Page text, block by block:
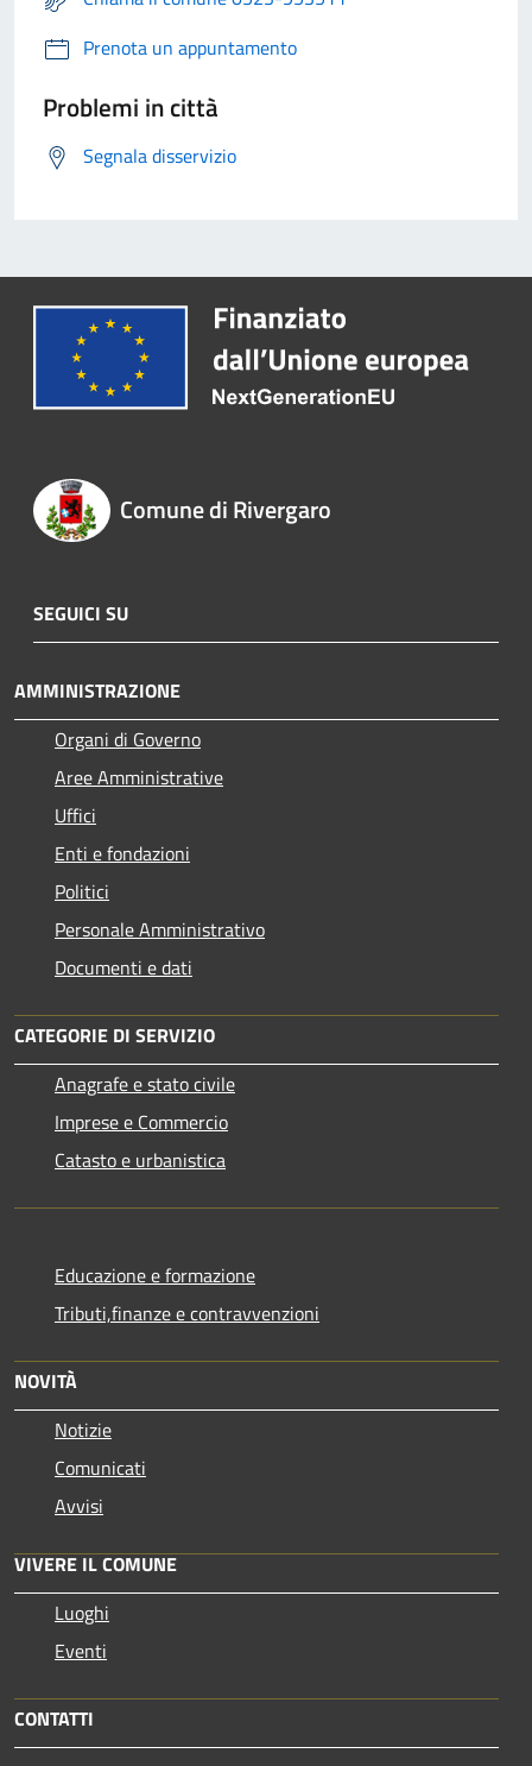
Prenota un appuntamento
Problemi in città
Segnala disservizio
Comune di Rivergaro
SEGUICI SU
AMMINISTRAZIONE
Organi di Governo
Aree Amministrative
Uffici
Enti e fondazioni
Politici
Personale Amministrativo
Documenti e dati
CATEGORIE DI SERVIZIO
Anagrafe e stato civile
Imprese e Commercio
Catasto e urbanistica
Educazione e formazione
Tributi,finanze e contravvenzioni
NOVITÀ
Notizie
Comunicati
Avvisi
VIVERE IL COMUNE
Luoghi
Eventi
CONTATTI